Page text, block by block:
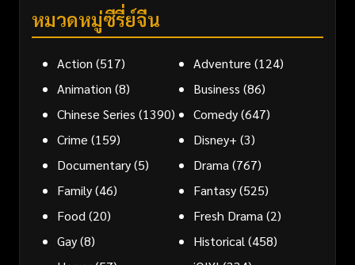
หมวดหมู่ซีรี่ย์จีน
Action (517) Adventure (124)
Animation (8) Business (86)
Chinese Series (1390) Comedy(647)
Crime (159) Disney+ (3)
Documentary(5) Drama(767)
Family(46) Fantasy(525)
Food(20) Fresh Drama(2)
Gay(8) Historical(458)